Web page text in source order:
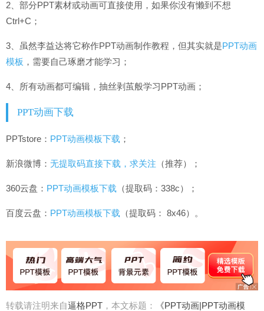
2、部分PPT素材或动画可直接使用，如果你没有懒到不想
Ctrl+C；
3、虽然李益达将它称作PPT动画制作教程，但其实就是PPT动画
模板 ，需要自己琢磨才能学习；
4、所有动画都可编辑，抽丝剥茧般学习PPT动画；
PPT动画下载
PPTstore： PPT动画模板下载 ；
新浪微博： 无提取码直接下载，求关注 （推荐）；
360云盘： PPT动画模板下载 （提取码：338c）；
百度云盘： PPT动画模板下载 （提取码： 8x46）。
转载请注明来自逼格PPT ，本文标题：
《PPT动画|PPT动画模